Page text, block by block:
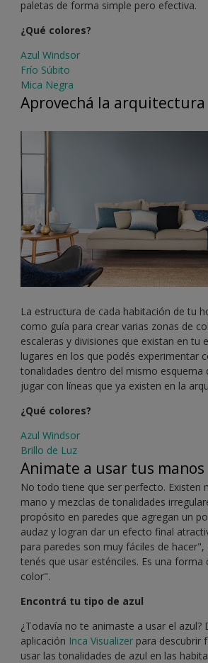
paletas de forma simple pero efectiva.
¿Qué colores?
Azul Windsor
Frío Súbito
Mica Negra
Aprovechá la arquitectura
La estructura de cada habitación de tu
como guía para crear varias zonas de
escaleras y divisiones que existan en tu
lugares en los que podés experimentar
tonalidades dentro del mismo esquema
jugar con líneas que ya existen en la
¿Qué colores?
Azul Windsor
Brillo de Luz
Animate a usar tus manos
No todo tiene que ser perfecto. Existen
mano y mezclas de tonalidades
propósito en paredes que agregan un
audaz y logran dar un efecto final
para paredes son muy fáciles de hacer",
tenés que usar esténciles. Es una forma
color".
Encontrá tu tipo de azul
¿Todavía no te animaste a usar el azul?
aplicación Inca Visualizer para descubrir
usar las tonalidades de azul en las